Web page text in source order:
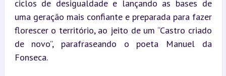
ciclos de desigualdade e lançando as bases de
uma geração mais confiante e preparada para fazer
florescer o território, ao jeito de um “Castro criado
de novo”, parafraseando o poeta Manuel da
Fonseca.